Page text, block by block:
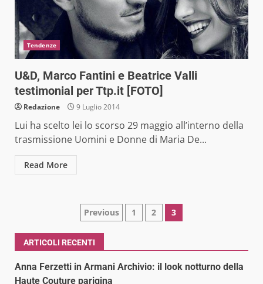
Tendenze
U&D, Marco Fantini e Beatrice Valli
testimonial per Ttp.it [FOTO]
Redazione 9 Luglio 2014
Lui ha scelto lei lo scorso 29 maggio all’interno della
trasmissione Uomini e Donne di Maria De...
Read More
Paginazione
degli
articoli
Previous 1 2 3
ARTICOLI RECENTI
Anna Ferzetti in Armani Archivio: il look notturno della
Haute Couture parigina